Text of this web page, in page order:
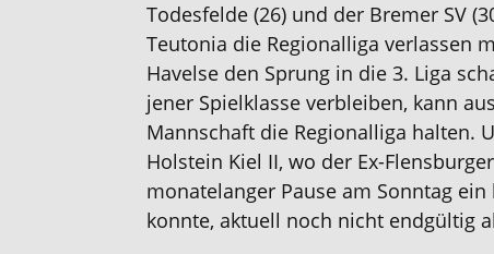
Todesfelde (26) und der Bremer SV
Teutonia die Regionalliga verlassen
Havelse den Sprung in die 3. Liga
jener Spielklasse verbleiben, kann
Mannschaft die Regionalliga halten.
Holstein Kiel II, wo der Ex-
monatelanger Pause am Sonntag
konnte, aktuell noch nicht endgültig